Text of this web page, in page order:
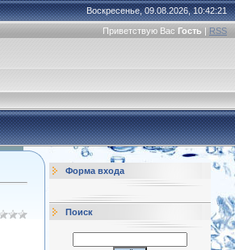
Воскресенье, 09.08.2026, 10:42:21
Приветствую Вас Гость | RSS
Форма входа
Поиск